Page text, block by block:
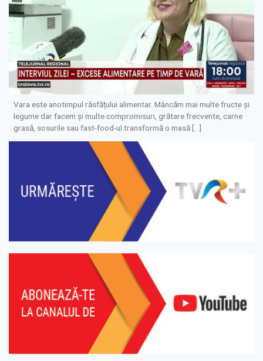
Vara este anotimpul răsfățului alimentar. Mâncăm mai multe fructe și
legume dar facem și multe compromisuri, grătare frecvente, carne
grasă, sosurile sau fast-food-ul transformă o masă […]